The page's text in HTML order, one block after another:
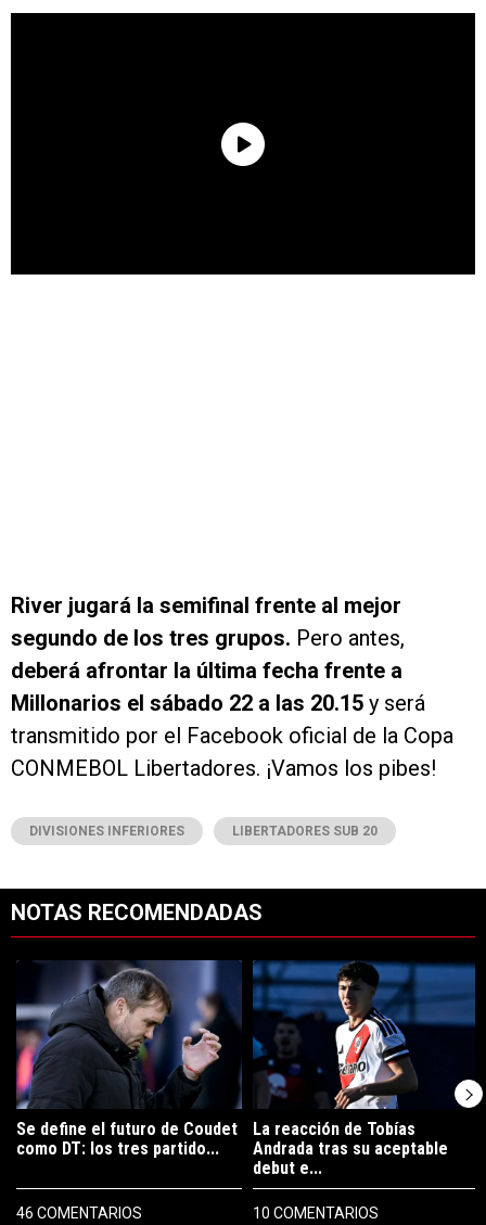
River jugará la semifinal frente al mejor
segundo de los tres grupos. Pero antes,
deberá afrontar la última fecha frente a
Millonarios el sábado 22 a las 20.15 y será
transmitido por el Facebook oficial de la Copa
CONMEBOL Libertadores. ¡Vamos los pibes!
DIVISIONES INFERIORES LIBERTADORES SUB 20
NOTAS RECOMENDADAS
Un artículo de tendencia con el título "Se define el futuro de
Se define el futuro de Coudet
como DT: los tres partido...
46 COMENTARIOS
Un artículo de tendencia con el
La reacción de Tobías
Andrada tras su aceptable
debut e...
10 COMENTARIOS